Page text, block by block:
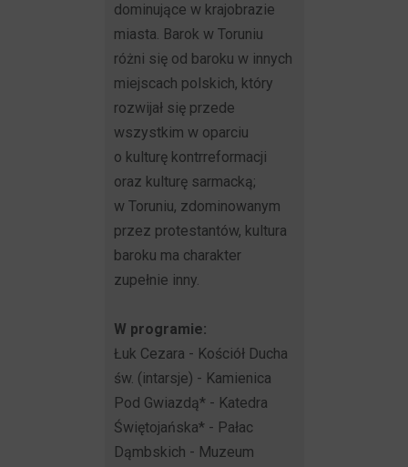
dominujące w krajobrazie
miasta. Barok w Toruniu
różni się od baroku w innych
miejscach polskich, który
rozwijał się przede
wszystkim w oparciu
o kulturę kontrreformacji
oraz kulturę sarmacką;
w Toruniu, zdominowanym
przez protestantów, kultura
baroku ma charakter
zupełnie inny.
W programie:
Łuk Cezara - Kościół Ducha
św. (intarsje) - Kamienica
Pod Gwiazdą* - Katedra
Świętojańska* - Pałac
Dąmbskich - Muzeum